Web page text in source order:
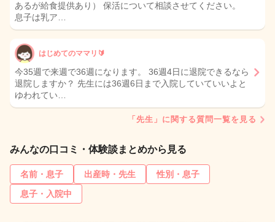
あるが給食提供あり） 保活について相談させてください。
息子は乳ア…
はじめてのママリ🔰
今35週で来週で36週になります。 36週4日に退院できるなら
退院しますか？ 先生には36週6日まで入院していていいよと
ゆわれてい…
「先生」に関する質問一覧を見る
みんなの口コミ・体験談まとめから見る
名前・息子 出産時・先生
性別・息子
息子・入院中